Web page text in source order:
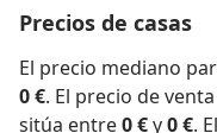
Precios de casas
El precio mediano
0 €. El precio de
sitúa entre0 €y0 €.